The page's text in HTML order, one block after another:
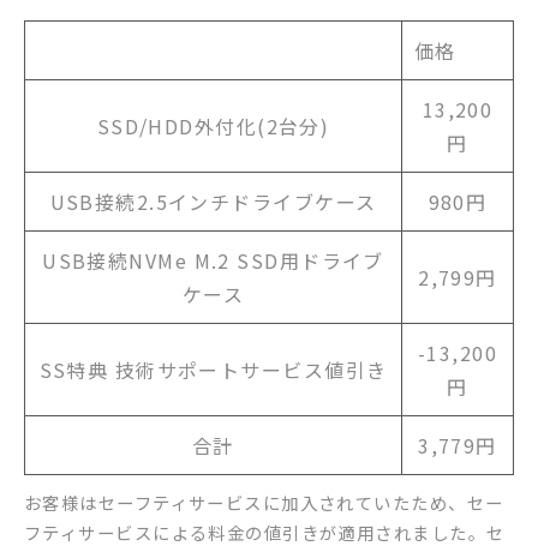
価格
SSD/HDD外付化(2台分)
13,200
円
USB接続2.5インチドライブケース 980円
USB接続NVMe M.2 SSD用ドライブ
ケース
2,799円
SS特典 技術サポートサービス値引き
-13,200
円
合計 3,779円
お客様はセーフティサービスに加入されていたため、セー
フティサービスによる料金の値引きが適用されました。セ